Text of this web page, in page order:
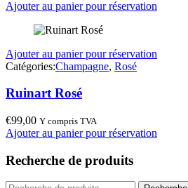
Ajouter au panier pour réservation
Ajouter au panier pour réservation
Catégories:Champagne, Rosé
Ruinart Rosé
€99,00 Y compris TVA
Ajouter au panier pour réservation
Recherche de produits